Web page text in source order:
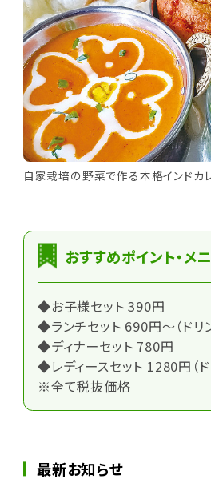
自家栽培の野菜で作る本格インドカ
おすすめポイント・メ
◆お子様セット 390円
◆ランチセット 690円～（ドリ
◆ディナーセット 780円
◆レディースセット 1280円（ド
※全て税抜価格
最新お知らせ